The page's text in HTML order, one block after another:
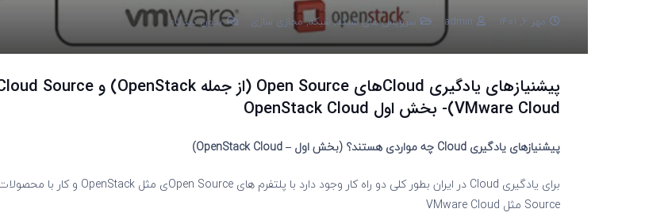
مهر 6, 1401 admin سرویس های شبکه,شبکه,مجازی سازی بدون دیدگاه
VMware Cloud)- بخش اول OpenStack Cloud
پیشنیازهای یادگیری Cloud چه مواردی هستند؟ (بخش اول – OpenStack Cloud)
Source مثل VMware Cloud